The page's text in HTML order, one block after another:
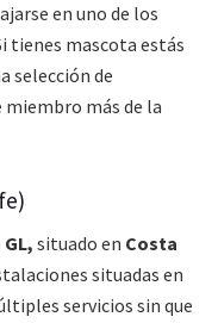
en uno de los
tienes mascota estás
selección de
miembro más de la
situado en Costa
situadas en
servicios sin que